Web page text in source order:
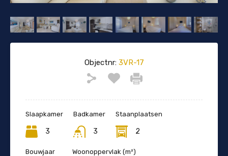
Objectnr:3VR-17
Slaapkamer
3
Badkamer
3
Staanplaatsen
2
Bouwjaar Woonoppervlak (m²)